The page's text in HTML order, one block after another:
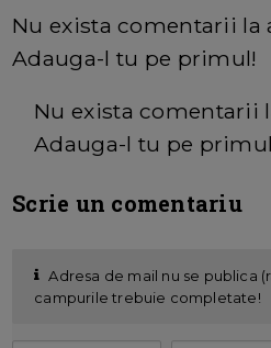
Nu exista comentarii la
Adauga-l tu pe primul!
Nu exista comentarii
Adauga-l tu pe
Scrie un comentariu
Adresa de mail nu se publica
campurile trebuie completate!